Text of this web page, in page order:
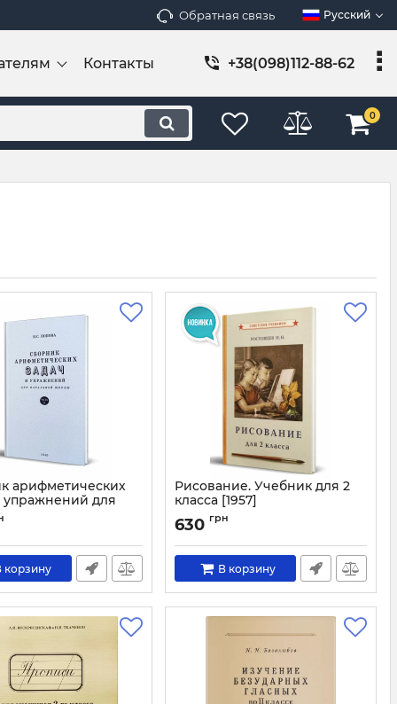
Обратная связь Русский
Контакты +38(098)112-88-62
0
арифметических
упражнений для
школы. Часть 2
корзину
Рисование. Учебник для 2
класса [1957]
Артикул: 3001
630 грн
В корзину